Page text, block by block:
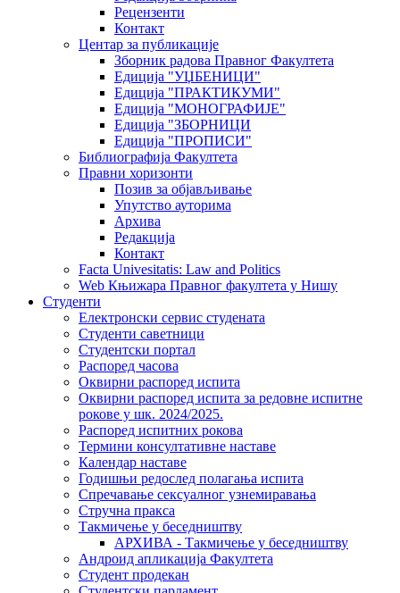
Рецензенти
Контакт
Центар за публикације
Зборник радова Правног Факултета
Едиција "УЏБЕНИЦИ"
Едиција "ПРАКТИКУМИ"
Едиција "МОНОГРАФИЈЕ"
Едиција "ЗБОРНИЦИ
Едиција "ПРОПИСИ"
Библиографија Факултета
Правни хоризонти
Позив за објављивање
Упутство ауторима
Архива
Редакција
Контакт
Facta Univesitatis: Law and Politics
Web Књижара Правног факултета у Нишу
Студенти
Електронски сервис студената
Студенти саветници
Студентски портал
Распоред часова
Оквирни распоред испита
Оквирни распоред испита за редовне испитне
рокове у шк. 2024/2025.
Распоред испитних рокова
Термини консултативне наставе
Календар наставе
Годишњи редослед полагања испита
Спречавање сексуалног узнемиравања
Стручна пракса
Такмичење у беседништву
АРХИВА - Такмичење у беседништву
Андроид апликација Факултета
Студент продекан